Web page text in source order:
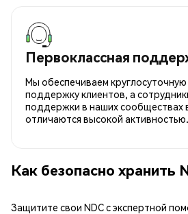
Первоклассная
Мы обеспечиваем
поддержку клиентов, а
поддержки в наших сообществах
отличаются высокой активностью.
Как безопасно хранить
Защитите свои NDC с экспертной